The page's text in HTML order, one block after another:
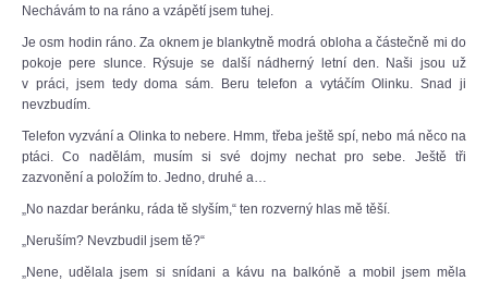
Nechávám to na ráno a vzápětí jsem tuhej.
Je osm hodin ráno. Za oknem je blankytně modrá obloha a částečně mi do
pokoje pere slunce. Rýsuje se další nádherný letní den. Naši jsou už
v práci, jsem tedy doma sám. Beru telefon a vytáčím Olinku. Snad ji
nevzbudím.
Telefon vyzvání a Olinka to nebere. Hmm, třeba ještě spí, nebo má něco na
ptáci. Co nadělám, musím si své dojmy nechat pro sebe. Ještě tři
zazvonění a položím to. Jedno, druhé a…
„No nazdar beránku, ráda tě slyším,“ ten rozverný hlas mě těší.
„Neruším? Nevzbudil jsem tě?“
„Nene, udělala jsem si snídani a kávu na balkóně a mobil jsem měla